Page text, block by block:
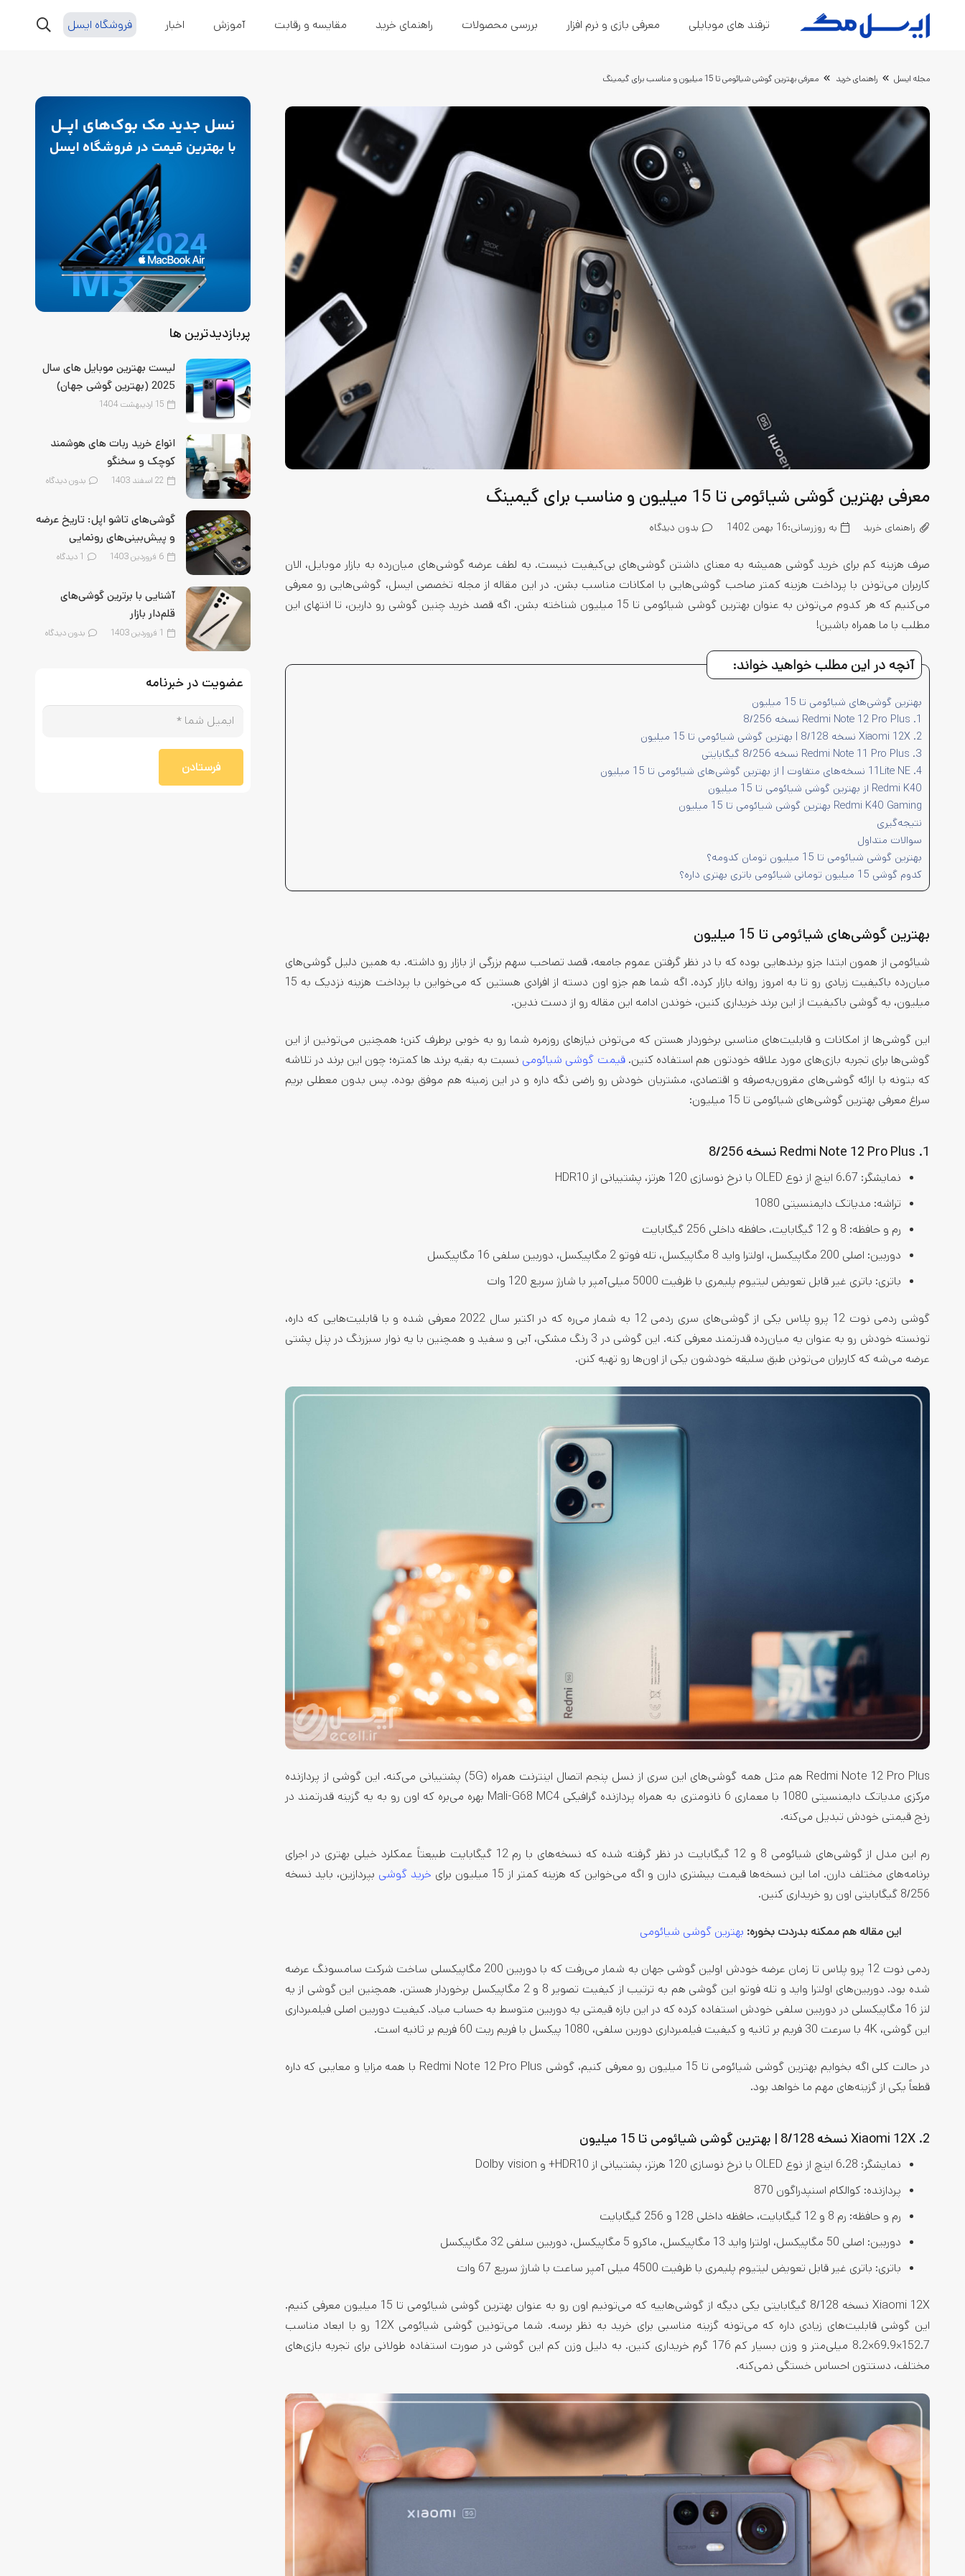
ترفند های موبایلی معرفی بازی و نرم افزار بررسی محصولات راهنمای خرید مقایسه و رقابت آموزش اخبار فروشگاه ایسل
مجله ایسل راهنمای خرید معرفی بهترین گوشی شیائومی تا 15 میلیون و مناسب برای گیمینگ
معرفی بهترین گوشی شیائومی تا 15 میلیون و مناسب برای گیمینگ
راهنمای خرید به روزرسانی:16 بهمن 1402 بدون دیدگاه
صرف هزینه کم برای خرید گوشی همیشه به معنای داشتن گوشی‌های بی‌کیفیت نیست. به لطف عرضه گوشی‌های میان‌رده به بازار موبایل، الان
کاربران می‌تونن با پرداخت هزینه کمتر صاحب گوشی‌هایی با امکانات مناسب بشن. در این مقاله از مجله تخصصی ایسل، گوشی‌هایی رو معرفی
می‌کنیم که هر کدوم می‌تونن به عنوان بهترین گوشی شیائومی تا 15 میلیون شناخته بشن. اگه قصد خرید چنین گوشی رو دارین، تا انتهای این
مطلب با ما همراه باشین!
آنچه در این مطلب خواهید خواند:
بهترین گوشی‌های شیائومی تا 15 میلیون
1. Redmi Note 12 Pro Plus نسخه 8/256
2. Xiaomi 12X نسخه 8/128 | بهترین گوشی شیائومی تا 15 میلیون
3. Redmi Note 11 Pro Plus نسخه 8/256 گیگابایتی
4. 11Lite NE نسخه‌های متفاوت | از بهترین گوشی‌های شیائومی تا 15 میلیون
Redmi K40 از بهترین گوشی شیائومی تا 15 میلیون
Redmi K40 Gaming بهترین گوشی شیائومی تا 15 میلیون
نتیجه‌گیری
سوالات متداول
بهترین گوشی شیائومی تا 15 میلیون تومان کدومه؟
کدوم گوشی 15 میلیون تومانی شیائومی باتری بهتری داره؟
بهترین گوشی‌های شیائومی تا 15 میلیون
شیائومی از همون ابتدا جزو برندهایی بوده که با در نظر گرفتن عموم جامعه، قصد تصاحب سهم بزرگی از بازار رو داشته. به همین دلیل گوشی‌های
میان‌رده باکیفیت زیادی رو تا به امروز روانه بازار کرده. اگه شما هم جزو اون دسته از افرادی هستین که می‌خواین با پرداخت هزینه نزدیک به 15
میلیون، یه گوشی باکیفیت از این برند خریداری کنین، خوندن ادامه این مقاله رو از دست ندین.
این گوشی‌ها از امکانات و قابلیت‌های مناسبی برخوردار هستن که می‌تونن نیازهای روزمره شما رو به خوبی برطرف کنن؛ همچنین می‌تونین از این
گوشی‌ها برای تجربه بازی‌های مورد علاقه خودتون هم استفاده کنین.قیمت گوشی شیائومی نسبت به بقیه برند ها کمتره؛ چون این برند در تلاشه
که بتونه با ارائه گوشی‌ها‌ی مقرون‌به‌صرفه و اقتصادی، مشتریان خودش رو راضی نگه داره و در این زمینه هم موفق بوده. پس بدون معطلی بریم
سراغ معرفی بهترین گوشی‌های شیائومی تا 15 میلیون:
1. Redmi Note 12 Pro Plus نسخه 8/256
نمایشگر: 6.67 اینچ از نوع OLED با نرخ نوسازی 120 هرتز، پشتیبانی از HDR10
تراشه: مدیاتک دایمنسیتی 1080
رم و حافظه: 8 و 12 گیگابایت، حافظه داخلی 256 گیگابایت
دوربین: اصلی 200 مگاپیکسل، اولترا واید 8 مگاپیکسل، تله فوتو 2 مگاپیکسل، دوربین سلفی 16 مگاپیکسل
باتری: باتری غیر قابل تعویض لیتیوم پلیمری با ظرفیت 5000 میلی‌آمپر با شارژ سریع 120 وات
گوشی ردمی نوت 12 پرو پلاس یکی از گوشی‌های سری ردمی 12 به شمار می‌ره که در اکتبر سال 2022 معرفی شده و با قابلیت‌هایی که داره،
تونسته خودش رو به عنوان یه میان‌رده قدرتمند معرفی کنه. این گوشی در 3 رنگ مشکی،‌ آبی و سفید و همچنین با یه نوار سبزرنگ در پنل پشتی
عرضه می‌شه که کاربران می‌تونن طبق سلیقه خودشون یکی از اون‌ها رو تهیه کنن.
Redmi Note 12 Pro Plus هم مثل همه گوشی‌های این سری از نسل پنجم اتصال اینترنت همراه (5G) پشتیبانی می‌کنه. این گوشی از پردازنده
مرکزی مدیاتک دایمنسیتی 1080 با معماری 6 نانومتری به همراه پردازنده گرافیکی Mali-G68 MC4 بهره می‌بره که اون رو به یه گزینه قدرتمند در
رنج قیمتی خودش تبدیل می‌کنه.
رم این مدل از گوشی‌های شیائومی 8 و 12 گیگابایت در نظر گرفته شده که نسخه‌های با رم 12 گیگابایت طبیعتاً عمکلرد خیلی بهتری در اجرای
برنامه‌های مختلف دارن. اما این نسخه‌ها قیمت بیشتری دارن و اگه می‌خواین که هزینه کمتر از 15 میلیون برای
خرید گوشی بپردازین، باید نسخه
8/256 گیگابایتی اون رو خریداری کنین.
این مقاله هم ممکنه بدردت بخوره: بهترین گوشی شیائومی
ردمی نوت 12 پرو پلاس تا زمان عرضه خودش اولین گوشی جهان به شمار می‌رفت که با دوربین 200 مگاپیکسلی ساخت شرکت سامسونگ عرضه
شده بود. دوربین‌های اولترا واید و تله فوتو این گوشی هم به ترتیب از کیفیت تصویر 8 و 2 مگاپیکسل برخوردار هستن. همچنین این گوشی از یه
لنز 16 مگاپیکسلی در دوربین سلفی خودش استفاده کرده که در این بازه قیمتی یه دوربین متوسط به حساب میاد. کیفیت دوربین اصلی فیلمبرداری
این گوشی، 4K با سرعت 30 فریم بر ثانیه و کیفیت فیلمبرداری دورین سلفی، 1080 پیکسل با فریم ریت 60 فریم بر ثانیه است.
در حالت کلی اگه بخوایم بهترین گوشی شیائومی تا 15 میلیون رو معرفی کنیم، گوشی Redmi Note 12 Pro Plus با همه مزایا و معایبی که داره
قطعاً یکی از گزینه‌های مهم ما خواهد بود.
2. Xiaomi 12X نسخه 8/128 | بهترین گوشی شیائومی تا 15 میلیون
نمایشگر: 6.28 اینچ از نوع OLED با نرخ نوسازی 120 هرتز، پشتیبانی از HDR10+ و Dolby vision
پردازنده: کوالکام اسنپدراگون 870
رم و حافظه: رم 8 و 12 گیگابایت، حافظه داخلی 128 و 256 گیگابایت
دوربین: اصلی 50 مگاپیکسل، اولترا واید 13 مگاپیکسل، ماکرو 5 مگاپیکسل، دوربین سلفی 32 مگاپیکسل
باتری: باتری غیر قابل تعویض لیتیوم پلیمری با ظرفیت 4500 میلی آمپر ساعت با شارژ سریع 67 وات
Xiaomi 12X نسخه 8/128 گیگابایتی یکی دیگه از گوشی‌‌هاییه که می‌تونیم اون رو به عنوان بهترین گوشی شیائومی تا 15 میلیون معرفی کنیم.
این گوشی قابلیت‌ها‌ی زیادی داره که می‌تونه گزینه مناسبی برای خرید به نظر برسه. شما می‌تونین گوشی شیائومی 12X رو با ابعاد مناسب
152.7×69.9×8.2 میلی‌متر و وزن بسیار کم 176 گرم خریداری کنین. به دلیل وزن کم این گوشی در صورت استفاده طولانی برای تجربه بازی‌های
مختلف، دستتون احساس خستگی نمی‌کنه.
پربازدیدترین ها
لیست بهترین موبایل‌ های سال
2025 (بهترین گوشی جهان)
15 اردیبهشت 1404
انواع خرید ربات های هوشمند
کوچک و سخنگو
22 اسفند 1403 بدون دیدگاه
گوشی‌های تاشو اپل: تاریخ عرضه
و پیش‌بینی‌های رونمایی
6 فروردین 1403 1 دیدگاه
آشنایی با برترین گوشی‌های
قلم‌‌دار بازار
1 فروردین 1403 بدون دیدگاه
عضویت در خبرنامه
فرستادن